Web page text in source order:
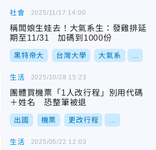
社會
稱闆娘生娃去！大氣系生：發雞排延
期至11/31 加碼到1000份
黑特帝大 台灣大學 大氣系
2025/11/17 14:00
生活
團體買機票「1人改行程」別用代碼
＋姓名 恐整筆被退
出國 機票 更改行程
2025/10/28 15:23
生活 2025/05/22 12:03